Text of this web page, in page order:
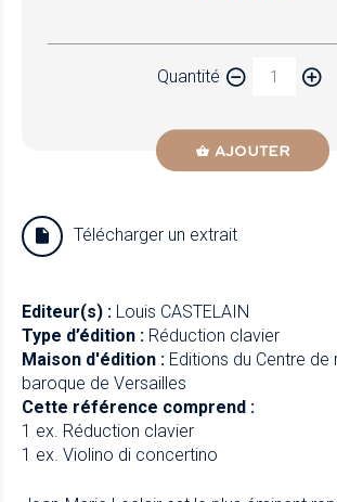
Quantité
AJOUTER
Télécharger un extrait
Editeur(s) : Louis CASTELAIN
Type d’édition : Réduction clavier
Maison d'édition : Editions du Centre de
baroque de Versailles
Cette référence comprend :
1 ex. Réduction clavier
1 ex. Violino di concertino